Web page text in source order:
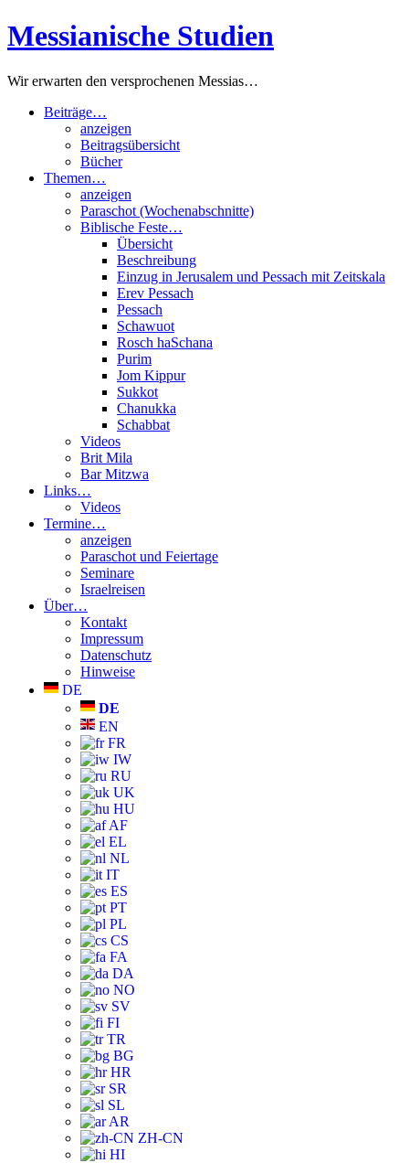
Zum
Inhalt
Messianische Studien
Wir erwarten den versprochenen Messias…
Beiträge…
anzeigen
Beitragsübersicht
Bücher
Themen…
anzeigen
Paraschot (Wochenabschnitte)
Biblische Feste…
Übersicht
Beschreibung
Einzug in Jerusalem und Pessach mit Zeitskala
Erev Pessach
Pessach
Schawuot
Rosch haSchana
Purim
Jom Kippur
Sukkot
Chanukka
Schabbat
Videos
Brit Mila
Bar Mitzwa
Links…
Videos
Termine…
anzeigen
Paraschot und Feiertage
Seminare
Israelreisen
Über…
Kontakt
Impressum
Datenschutz
Hinweise
DE
DE
EN
FR
IW
RU
UK
HU
AF
EL
NL
IT
ES
PT
PL
CS
FA
DA
NO
SV
FI
TR
BG
HR
SR
SL
AR
ZH-CN
HI